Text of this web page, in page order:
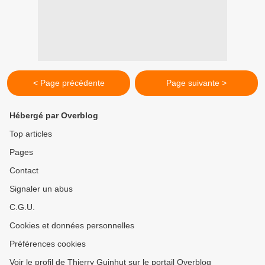
< Page précédente Page suivante >
Hébergé par Overblog
Top articles
Pages
Contact
Signaler un abus
C.G.U.
Cookies et données personnelles
Préférences cookies
Voir le profil de Thierry Guinhut sur le portail Overblog